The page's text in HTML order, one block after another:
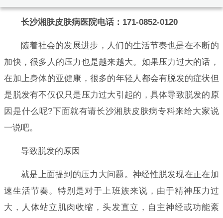
长沙湘肤皮肤病医院电话：171-0852-0120
随着社会的发展进步，人们的生活节奏也是在不断的
加快，很多人的压力也是越来越大。如果压力过大的话，
在加上身体的亚健康，很多的年轻人都会有脱发的症状但
是脱发有不仅仅只是压力过大引起的，具体导致脱发的原
因是什么呢?下面就有请长沙湘肤皮肤病专科来给大家说
一说吧。
导致脱发的原因
就是上面提到的压力大问题。神经性脱发现在正在加
速生活节奏。特别是对于上班族来说，由于精神压力过
大，人体站立肌肉收缩，头发直立，自主神经或功能紊